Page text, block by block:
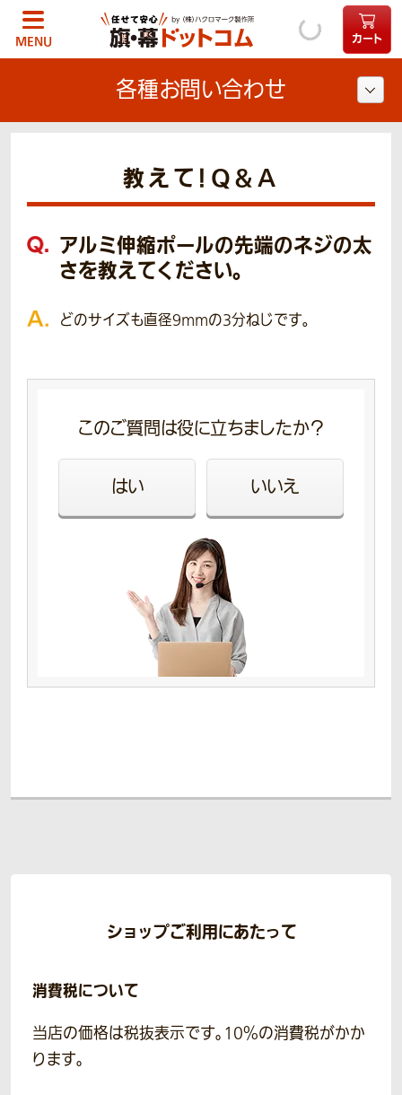
MENU カート
教えて！Q＆A
アルミ伸縮ポールの先端のネジの太
さを教えてください。
どのサイズも直径9mmの3分ねじです。
このご質問は役に立ちましたか？
はい いいえ
各種お問い合わせ
ショップご利用にあたって
消費税について
当店の価格は税抜表示です。10％の消費税がかか
ります。